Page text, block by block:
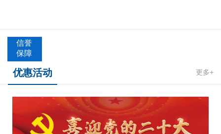
信誉
保障
优惠活动 更多+